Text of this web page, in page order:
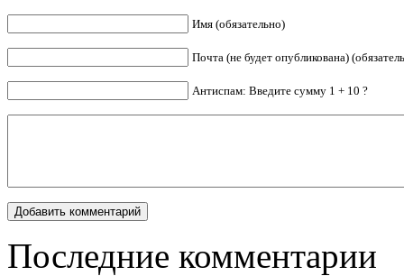
Имя (обязательно)
Почта (не будет опубликована)
Антиспам: Введите сумму 1 + 10 ?
Последние комментарии